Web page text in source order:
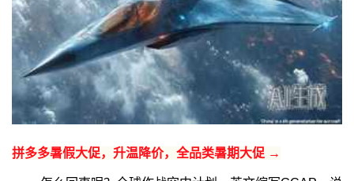
拼多多暑假大促，升温降价，全品类暑期大促 →